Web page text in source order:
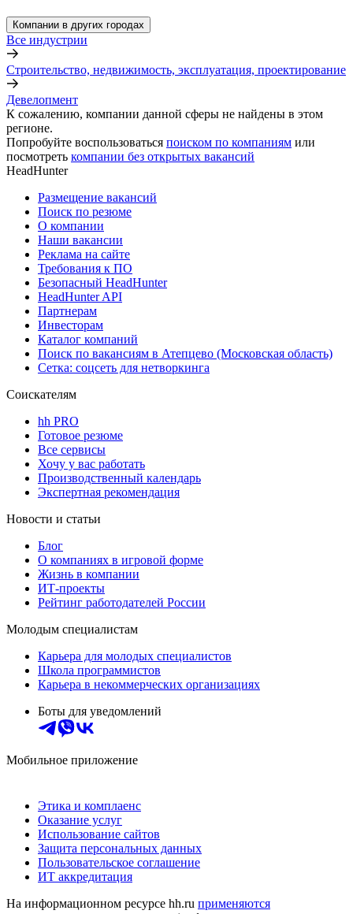
Компании в других городах
Все индустрии
Строительство, недвижимость, эксплуатация, проектирование
Девелопмент
К сожалению, компании данной сферы не найдены в этом
регионе.
Попробуйте воспользоваться поиском по компаниям или
посмотреть компании без открытых вакансий
HeadHunter
Размещение вакансий
Поиск по резюме
О компании
Наши вакансии
Реклама на сайте
Требования к ПО
Безопасный HeadHunter
HeadHunter API
Партнерам
Инвесторам
Каталог компаний
Поиск по вакансиям в Атепцево (Московская область)
Сетка: соцсеть для нетворкинга
Соискателям
hh PRO
Готовое резюме
Все сервисы
Хочу у вас работать
Производственный календарь
Экспертная рекомендация
Новости и статьи
Блог
О компаниях в игровой форме
Жизнь в компании
ИТ-проекты
Рейтинг работодателей России
Молодым специалистам
Карьера для молодых специалистов
Школа программистов
Карьера в некоммерческих организациях
Боты для уведомлений
Мобильное приложение
Этика и комплаенс
Оказание услуг
Использование сайтов
Защита персональных данных
Пользовательское соглашение
ИТ аккредитация
На информационном ресурсе hh.ru применяются